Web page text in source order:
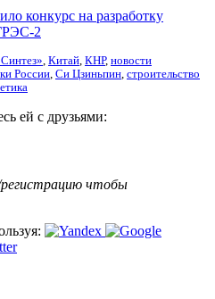
конкурс на разработку
2
Китай КНР, новости
России Си Цзиньпин строительство
ей с друзьями:
чтобы